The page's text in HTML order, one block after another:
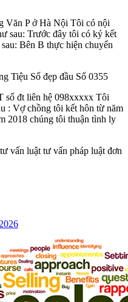
Văn P ở Hà Nội Tôi có nội
sau: Trước đây tôi có ký kết
Bên B thực hiện chuyển
Tiệu Số đẹp đầu Số 0355
số đt liên hệ 098xxxxx Tôi
: Vợ chồng tôi kết hôn từ năm
2018 chúng tôi thuận tình ly
vấn luật tư vấn pháp luật đơn